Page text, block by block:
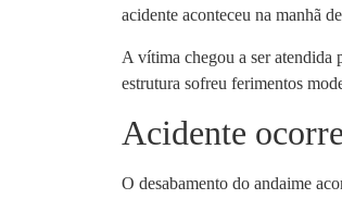
acidente aconteceu na manhã
A vítima chegou a ser atendida
estrutura sofreu ferimentos
Acidente
O desabamento do andaime